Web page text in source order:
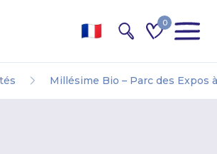
0
Millésime Bio – Parc des Expos